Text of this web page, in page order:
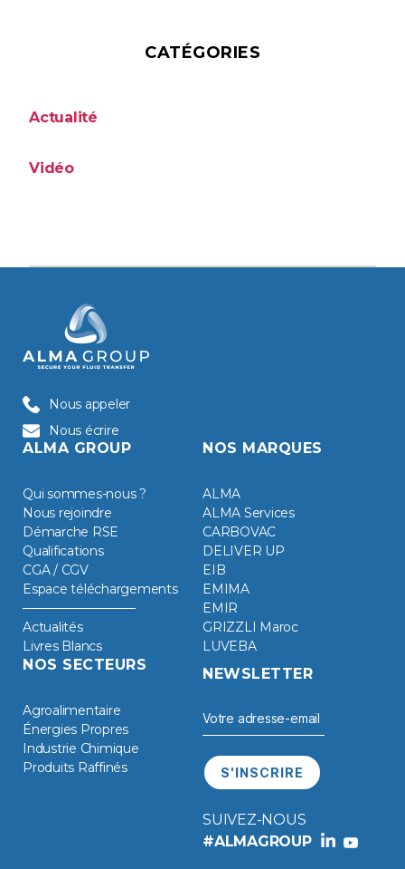
CATÉGORIES
Actualité
Vidéo
Nous appeler
Nous écrire
ALMA GROUP
Qui sommes-nous ?
Nous rejoindre
Démarche RSE
Qualifications
CGA / CGV
Espace téléchargements
Actualités
Livres Blancs
NOS MARQUES
ALMA
ALMA Services
CARBOVAC
DELIVER UP
EIB
EMIMA
EMIR
GRIZZLI Maroc
LUVEBA
NOS SECTEURS
Agroalimentaire
Énergies Propres
Industrie Chimique
Produits Raffinés
NEWSLETTER
SUIVEZ-NOUS
#ALMAGROUP